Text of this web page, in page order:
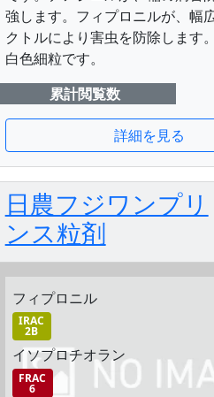
強します。フィプロニルが、幅
クトルにより害虫を防除します
白色細粒です。
累計閲覧数
詳細を見る
日農フジワンプリ
ンス粒剤
フィプロニル
IRAC
2B
イソプロチオラン
FRAC
6